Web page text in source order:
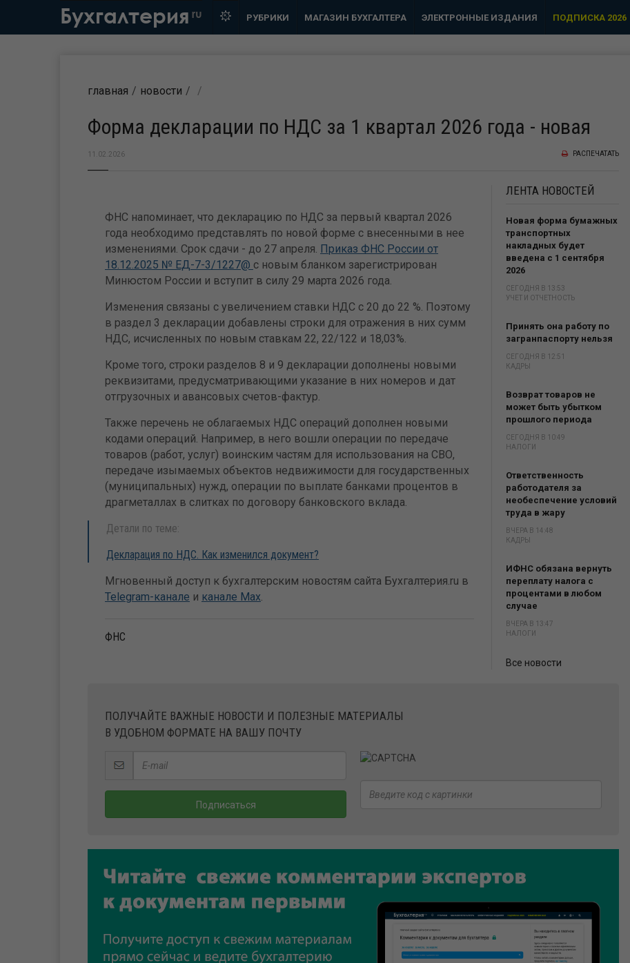
Бухгалтерия ru РУБРИКИ МАГАЗИН БУХГАЛТЕРА ЭЛЕКТРОННЫЕ ИЗДАНИЯ ПОДПИСКА 2026
главная новости
Форма декларации по НДС за 1 квартал 2026 года - новая
11.02.2026 РАСПЕЧАТАТЬ
ФНС напоминает, что декларацию по НДС за первый квартал 2026
года необходимо представлять по новой форме с внесенными в нее
изменениями. Срок сдачи - до 27 апреля. Приказ ФНС России от
18.12.2025 № ЕД-7-3/1227@ с новым бланком зарегистрирован
Минюстом России и вступит в силу 29 марта 2026 года.
Изменения связаны с увеличением ставки НДС с 20 до 22 %. Поэтому
в раздел 3 декларации добавлены строки для отражения в них сумм
НДС, исчисленных по новым ставкам 22, 22/122 и 18,03%.
Кроме того, строки разделов 8 и 9 декларации дополнены новыми
реквизитами, предусматривающими указание в них номеров и дат
отгрузочных и авансовых счетов-фактур.
Также перечень не облагаемых НДС операций дополнен новыми
кодами операций. Например, в него вошли операции по передаче
товаров (работ, услуг) воинским частям для использования на СВО,
передаче изымаемых объектов недвижимости для государственных
(муниципальных) нужд, операции по выплате банками процентов в
драгметаллах в слитках по договору банковского вклада.
Детали по теме:
Декларация по НДС. Как изменился документ?
Мгновенный доступ к бухгалтерским новостям сайта Бухгалтерия.ru в
Telegram-канале и канале Max.
ФНС
ЛЕНТА НОВОСТЕЙ
Новая форма бумажных
транспортных
накладных будет
введена с 1 сентября
2026
СЕГОДНЯ В 13:53
УЧЕТ И ОТЧЕТНОСТЬ
Принять она работу по
загранпаспорту нельзя
СЕГОДНЯ В 12:51
КАДРЫ
Возврат товаров не
может быть убытком
прошлого периода
СЕГОДНЯ В 10:49
НАЛОГИ
Ответственность
работодателя за
необеспечение условий
труда в жару
ВЧЕРА В 14:48
КАДРЫ
ИФНС обязана вернуть
переплату налога с
процентами в любом
случае
ВЧЕРА В 13:47
НАЛОГИ
Все новости
ПОЛУЧАЙТЕ ВАЖНЫЕ НОВОСТИ И ПОЛЕЗНЫЕ МАТЕРИАЛЫ
В УДОБНОМ ФОРМАТЕ НА ВАШУ ПОЧТУ